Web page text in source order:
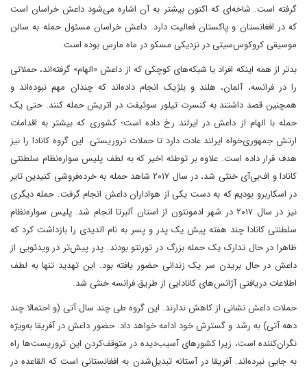
گرفته است. شاخه‌ای که اکنون بیشتر به آن اشاره می‌شود داعش خراسان است
که در افغانستان و پاکستان فعالیت دارد. داعش خراسان مسئول حمله به سالن
موسیقی کروکوس‌سیتی در نزدیکی مسکو در ماه مارس بوده است.
بدتر از همه اینکه افراد یا شبکه‌های کوچکی که از داعش «الهام» گرفته‌اند، حملاتی
را در فرانسه، آلمان، هلند و بلژیک انجام داده‌اند که چندان مهم نبوده‌اند و
همچنین قصد داشتند به کنسرت تیلور سوئیفت در اتریش حمله کنند. حتی یک
حمله با الهام از داعش در ایرلند رخ داده است؛ کشوری که بیشتر به اقدامات
ارتش جمهوری‌خواه ایرلند عادت دارد تا حملات تروریستی. این گروه کانادا را نیز
هدف قرار داده است. علاوه بر توطئه اخیر که به لطف پلیس سواره‌نظام سلطنتی
کانادا و اف‌بی‌آی خنثی شد، در سال ۲۰۱۷ شاهد حمله به خرده‌فروشی کنیدین تایر
در اسکاربرو بودیم که به دست یکی از هواداران داعش انجام گرفت. حمله دیگری
نیز در سال ۲۰۱۷ در شهر ادمونتون از استان آلبرتا انجام شد. پلیس سواره‌نظام
سلطنتی کانادا چند هفته پیش یک پدر و پسر به نام الدیدی را بازداشت کرد که
ظاهرا در حال تدارک یک حمله بزرگ در تورنتو بودند. پدر پیش‌تر در ویدئویی از
داعش در حال بریدن سر یک زندانی حضور یافته بود. این تهدید تنها به لطف
اطلاعات دریافتی آژانس‌های کانادایی از طریق فرانسه خنثی شد.
حملات داعش نشانی از کاهش ندارند. این گروه طی چند سال آتی (و احتمالا چند
دهه آتی) به رشد و گسترش خود ادامه خواهد داد. حضور داعش در آفریقا به‌ویژه
نگران‌کننده است، زیرا کشورهای آسیب‌دیده در متوقف‌کردن این تروریست‌ها راه
به جایی نبرده‌اند. آفریقا در آستانه تبدیل‌شدن به افغانستانی است که القاعده در